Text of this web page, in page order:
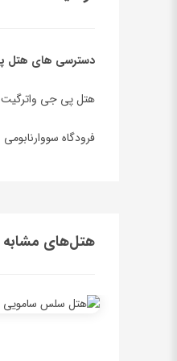
دسترسی های هتل
هتل پی جی واترگیت بانکوک 10 دقیقه پیاده تا مرکز خرید پراتونام، مرکز خرید مد
فرودگاه سووارنابومی 40 دقیقه با ماشین فاصله دارد.
هتل‌های مشابه